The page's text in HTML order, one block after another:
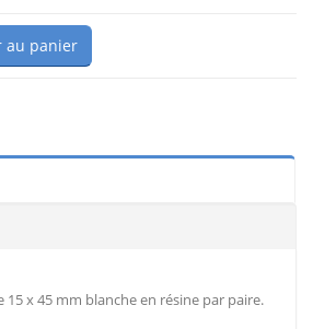
au panier
15 x 45 mm blanche en résine par paire.